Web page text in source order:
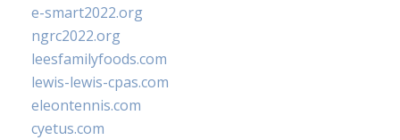
e-smart2022.org
ngrc2022.org
leesfamilyfoods.com
lewis-lewis-cpas.com
eleontennis.com
cyetus.com